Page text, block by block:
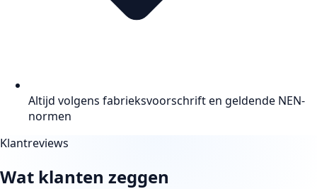
Altijd volgens fabrieksvoorschrift en geldende NEN-
normen
Klantreviews
Wat klanten zeggen